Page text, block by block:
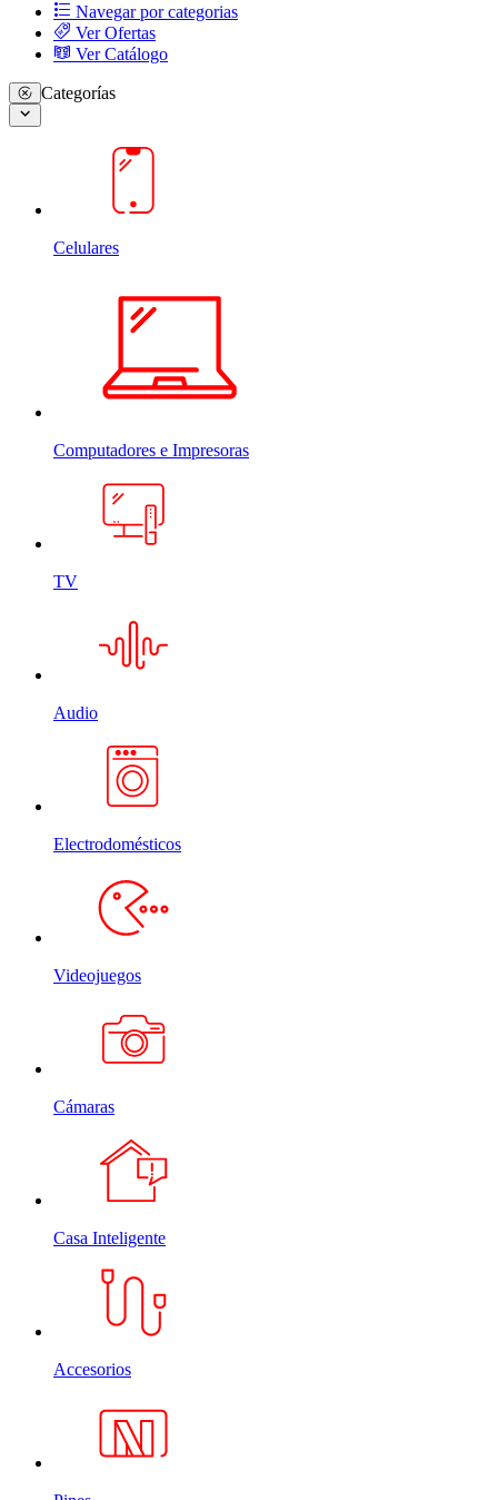
Navegar por categorias
Ver Ofertas
Ver Catálogo
Categorías
Celulares
Computadores e Impresoras
TV
Audio
Electrodomésticos
Videojuegos
Cámaras
Casa Inteligente
Accesorios